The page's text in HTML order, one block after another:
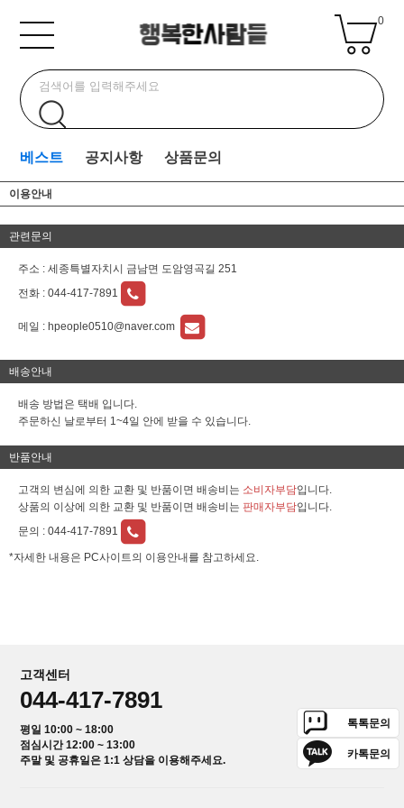
0
베스트 공지사항 상품문의
이용안내
관련문의
주소 : 세종특별자치시 금남면 도암영곡길 251
전화 : 044-417-7891
메일 : hpeople0510@naver.com
배송안내
배송 방법은 택배 입니다.
주문하신 날로부터 1~4일 안에 받을 수 있습니다.
반품안내
고객의 변심에 의한 교환 및 반품이면 배송비는 소비자부담입니다.
상품의 이상에 의한 교환 및 반품이면 배송비는 판매자부담입니다.
문의 : 044-417-7891
*자세한 내용은 PC사이트의 이용안내를 참고하세요.
고객센터
044-417-7891
평일 10:00 ~ 18:00
점심시간 12:00 ~ 13:00
주말 및 공휴일은 1:1 상담을 이용해주세요.
톡톡문의
카톡문의